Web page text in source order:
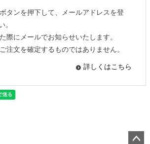
タンを押下して、メールアドレスを登
。
際にメールでお知らせいたします。
注文を確定するものではありません。
詳しくはこちら